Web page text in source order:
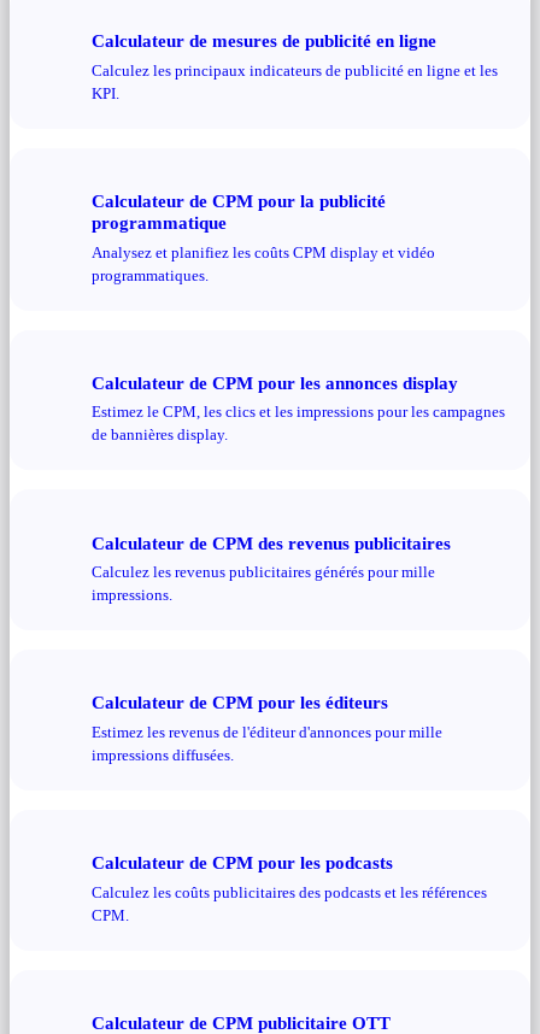
Calculateur de mesures de publicité en ligne
Calculez les principaux indicateurs de publicité en ligne et les
KPI.
Calculateur de CPM pour la publicité
programmatique
Analysez et planifiez les coûts CPM display et vidéo
programmatiques.
Calculateur de CPM pour les annonces display
Estimez le CPM, les clics et les impressions pour les campagnes
de bannières display.
Calculateur de CPM des revenus publicitaires
Calculez les revenus publicitaires générés pour mille
impressions.
Calculateur de CPM pour les éditeurs
Estimez les revenus de l'éditeur d'annonces pour mille
impressions diffusées.
Calculateur de CPM pour les podcasts
Calculez les coûts publicitaires des podcasts et les références
CPM.
Calculateur de CPM publicitaire OTT